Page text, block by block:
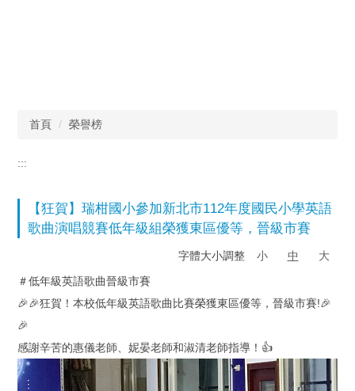
首頁 榮譽榜
:::
【狂賀】瑞柑國小參加新北市112年度國民小學英語
歌曲演唱競賽低年級組榮獲東區優等，晉級市賽
字體大小調整 小 中
大
＃低年級英語歌曲晉級市賽
🎉🎉狂賀！本校低年級英語歌曲比賽榮獲東區優等，晉級市賽!🎉
🎉
感謝辛苦的惠儀老師、妮晏老師和淑清老師指導！👍